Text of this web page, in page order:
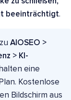
beeinträchtigt.
AIOSEO >
> KI-
eine
Kostenlose
Bildschirm aus